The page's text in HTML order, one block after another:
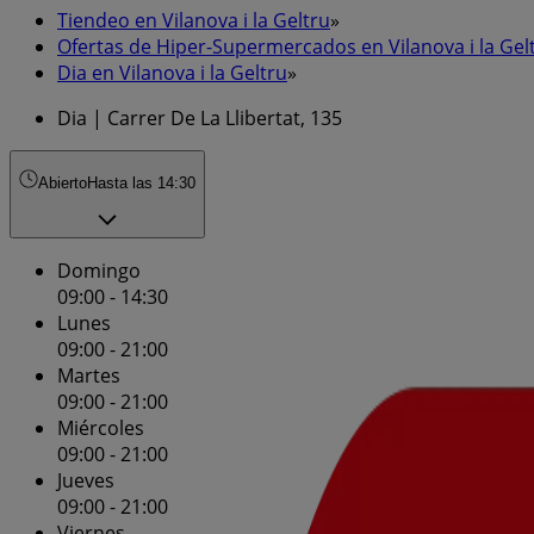
Tiendeo en Vilanova i la Geltru»
Ofertas de Hiper-Supermercados en Vilanova i la
Dia en Vilanova i la Geltru»
Dia | Carrer De La Llibertat, 135
AbiertoHasta las 14:30
Domingo
09:00 - 14:30
Lunes
09:00 - 21:00
Martes
09:00 - 21:00
Miércoles
09:00 - 21:00
Jueves
09:00 - 21:00